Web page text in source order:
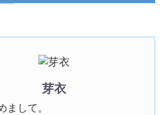
芽衣
まして。